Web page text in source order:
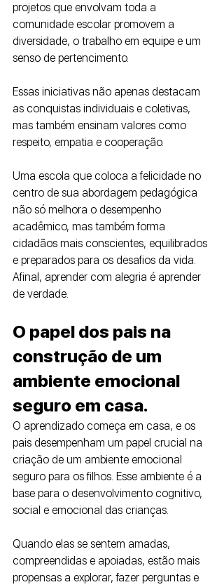
projetos que envolvam toda a
comunidade escolar promovem a
diversidade, o trabalho em equipe e um
senso de pertencimento.
Essas iniciativas não apenas destacam
as conquistas individuais e coletivas,
mas também ensinam valores como
respeito, empatia e cooperação.
Uma escola que coloca a felicidade no
centro de sua abordagem pedagógica
não só melhora o desempenho
acadêmico, mas também forma
cidadãos mais conscientes, equilibrados
e preparados para os desafios da vida.
Afinal, aprender com alegria é aprender
de verdade.
O papel dos pais na
construção de um
ambiente emocional
seguro em casa.
O aprendizado começa em casa, e os
pais desempenham um papel crucial na
criação de um ambiente emocional
seguro para os filhos. Esse ambiente é a
base para o desenvolvimento cognitivo,
social e emocional das crianças.
Quando elas se sentem amadas,
compreendidas e apoiadas, estão mais
propensas a explorar, fazer perguntas e